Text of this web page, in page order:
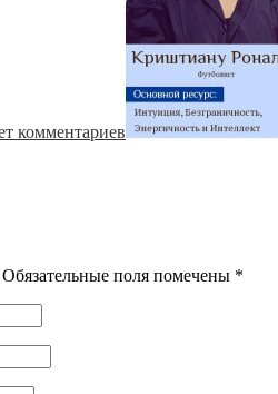
комментариев
Обязательные поля помечены *